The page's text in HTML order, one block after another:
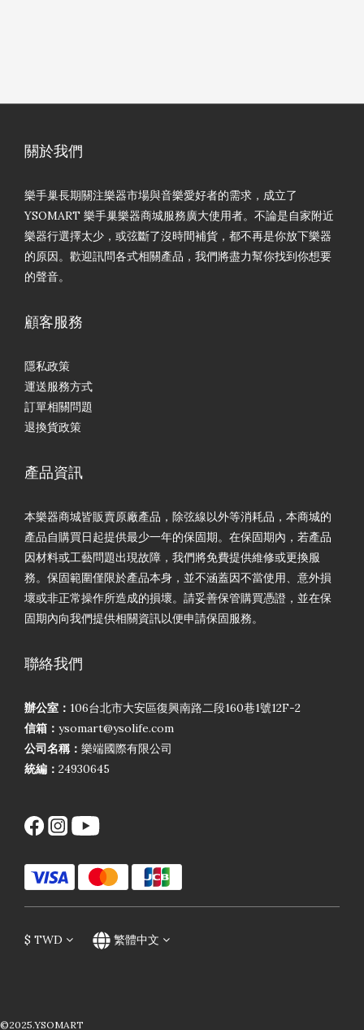
關於我們
樂手巢長期關注樂器市場與音樂愛好者的需求，成立了
YSOMART 樂手巢樂器商城服務廣大使用者。不論是自家附近
樂器行選擇太少，或弦斷了沒時間補貨，都不再是你放下樂器
的原因。歡迎訊問各式相關產品，我們將盡力幫你找到你想要
的聲音。
顧客服務
隱私政策
運送服務方式
訂單相關問題
退換貨政策
產品資訊
本樂器商城皆販賣原廠產品，除弦線以外等消耗品，本商城的
產品自購買日起提供最少一年的保固期。在保固期內，若產品
因材料或工藝問題出現故障，我們將免費提供維修或更換服
務。保固範圍僅限於產品本身，並不涵蓋因不當使用、意外損
壞或非正常操作所造成的損壞。請妥善保管購買憑證，並在保
固期內向我們提供相關資訊以便申請保固服務。
聯絡我們
辦公室： 106台北市大安區復興南路二段160巷1號12F-2
信箱： ysomart@ysolife.com
公司名稱： 樂端國際有限公司
統編： 24930645
$ TWD 繁體中文
©2025.YSOMART